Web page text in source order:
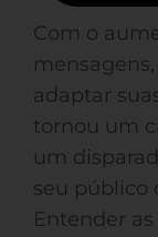
Com o
adaptar
tornou um
um
seu público
Entender